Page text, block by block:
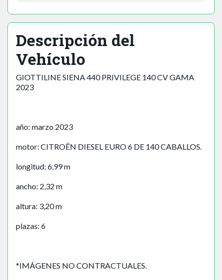
Descripción del
Vehículo
GIOTTILINE SIENA 440 PRIVILEGE 140 CV GAMA
2023
año: marzo 2023
motor: CITROËN DIESEL EURO 6 DE 140 CABALLOS.
longitud: 6,99 m
ancho: 2,32 m
altura: 3,20 m
plazas: 6
*IMÁGENES NO CONTRACTUALES.